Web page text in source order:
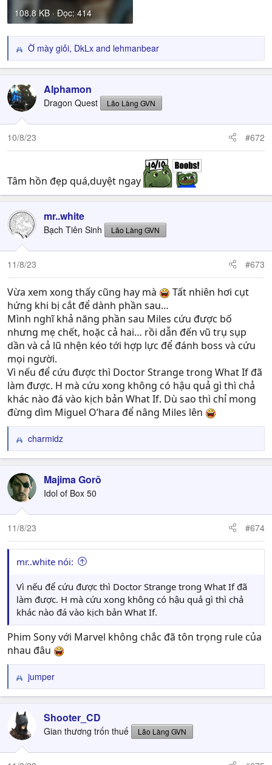
108.8 KB · Đọc: 414
R
e
c
t
i
o
n
s
Ờ mày giỏi, DkLx and lehmanbear
Alphamon
Dragon Quest Lão Làng GVN
10/8/23 #672
Tâm hồn đẹp quá,duyệt ngay
mr..white
Bạch Tiên Sinh Lão Làng GVN
11/8/23 #673
Vừa xem xong thấy cũng hay mà
Tất nhiên hơi cụt
hứng khi bị cắt để dành phần sau…
Mình nghĩ khả năng phần sau Miles cứu được bố
nhưng mẹ chết, hoặc cả hai… rồi dẫn đến vũ trụ sụp
dần và cả lũ nhện kéo tới hợp lực để đánh boss và cứu
mọi người.
Vì nếu để cứu được thì Doctor Strange trong What If đã
làm được. H mà cứu xong không có hậu quả gì thì chả
khác nào đá vào kịch bản What If. Dù sao thì chỉ mong
đừng dìm Miguel O’hara để nâng Miles lên
R
e
c
t
i
o
n
s
:
charmidz
Majima Gorō
Idol of Box 50
11/8/23 #674
mr..white nói:
Vì nếu để cứu được thì Doctor Strange trong What If đã
làm được. H mà cứu xong không có hậu quả gì thì chả
khác nào đá vào kịch bản What If.
Phim Sony với Marvel không chắc đã tôn trọng rule của
nhau đâu
R
e
c
t
i
o
n
jumper
Shooter_CD
Gian thương trốn thuế Lão Làng GVN